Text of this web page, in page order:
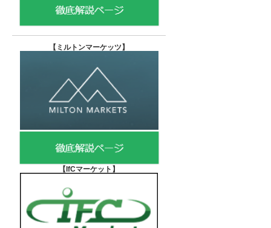
【 ミルトンマーケッツ】
【IfCマーケット 】